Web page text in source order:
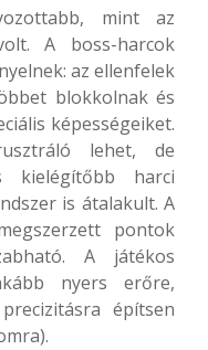
mint az
A boss-harcok
az ellenfelek
blokkolnak és
képességeiket.
lehet, de
kielégítőbb harci
is átalakult. A
pontok
A játékos
nyers erőre,
építsen